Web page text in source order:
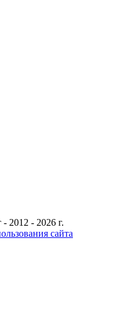
2012 - 2026 г.
сайта